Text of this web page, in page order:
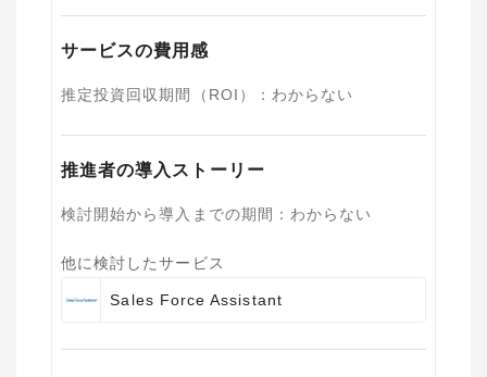
サービスの費用感
推定投資回収期間（ROI） ： わからない
推進者の導入ストーリー
検討開始から導入までの期間 ： わからない
他に検討したサービス
Sales Force Assistant